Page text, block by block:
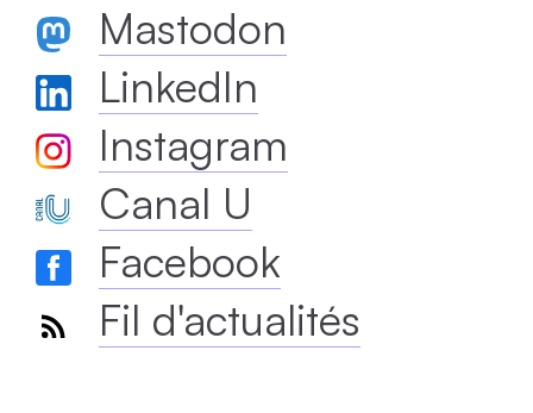
Mastodon
LinkedIn
Instagram
Canal U
Facebook
Fil d'actualités